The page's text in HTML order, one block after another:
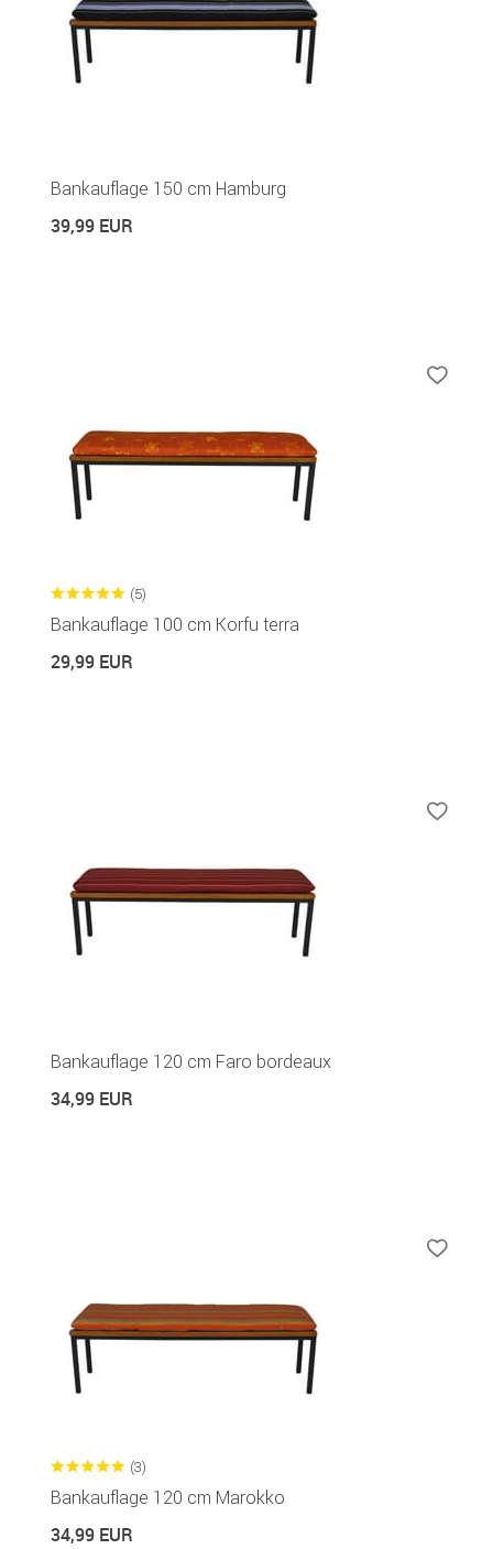
Bankauflage 150 cm Hamburg
39,99 EUR
(5)
Bankauflage 100 cm Korfu terra
29,99 EUR
Bankauflage 120 cm Faro bordeaux
34,99 EUR
(3)
Bankauflage 120 cm Marokko
34,99 EUR